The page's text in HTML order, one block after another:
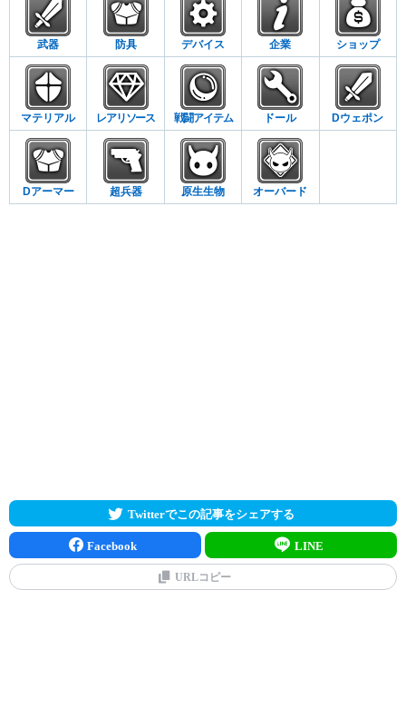
武器 防具 デバイス 企業 ショップ
マテリアル レアリソース 戦闘アイテム ドール Dウェポン
Dアーマー 超兵器 原生生物 オーバード
Twitterでこの記事をシェアする
Facebook LINE
URLコピー